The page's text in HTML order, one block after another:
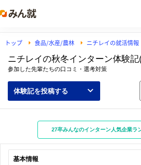
トップ 食品/水産/農林 ニチレイの就活情報
ニチレイの秋冬インターン体験
参加した先輩たちの口コミ・選考対策
体験記を投稿する
27卒みんなのインターン人気企業ラ
基本情報